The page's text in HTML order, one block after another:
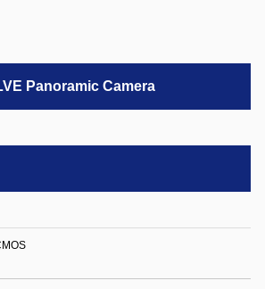
Panoramic Camera